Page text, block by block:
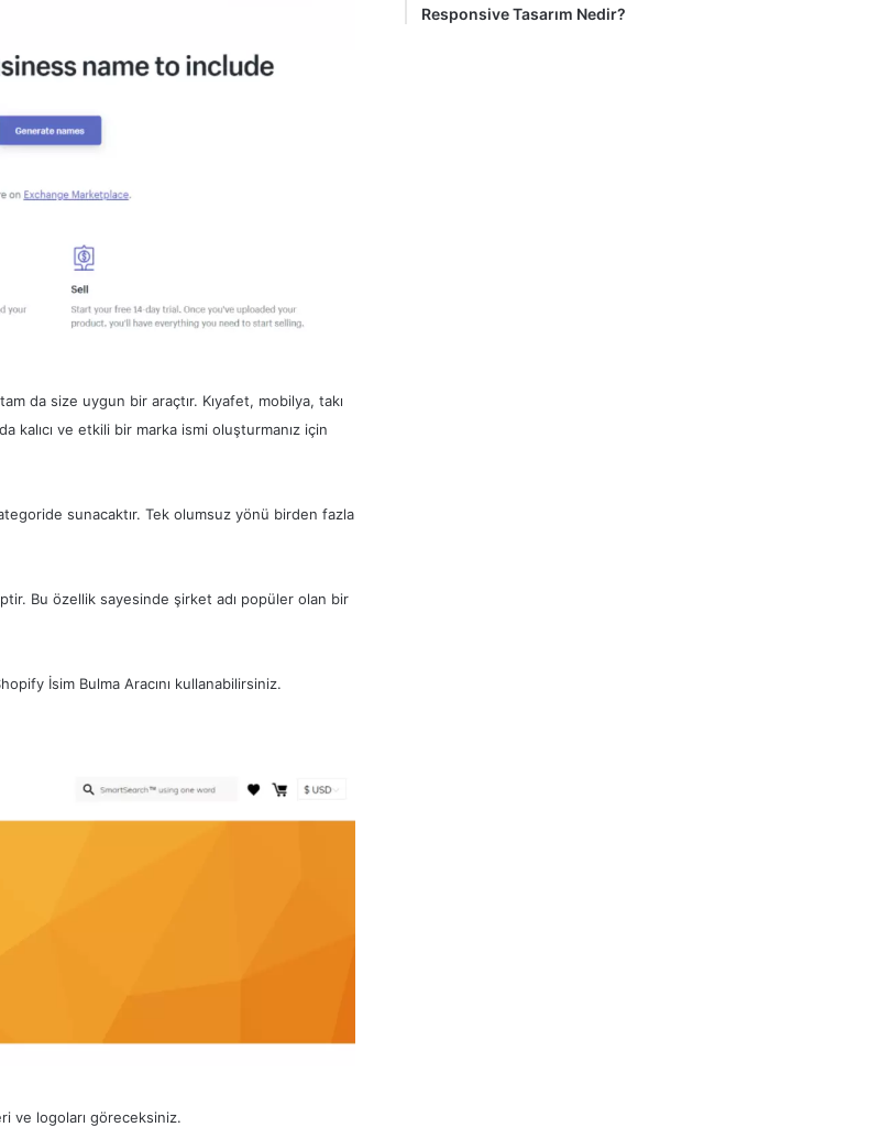
da size uygun bir araçtır. Kıyafet, mobilya, takı
kalıcı ve etkili bir marka ismi oluşturmanız için
sunacaktır. Tek olumsuz yönü birden fazla
Bu özellik sayesinde şirket adı popüler olan bir
İsim Bulma Aracını kullanabilirsiniz.
ve logoları göreceksiniz.
Responsive Tasarım Nedir?